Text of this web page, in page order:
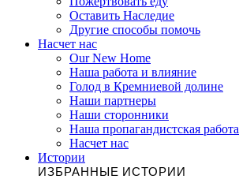
Оставить Наследие
Другие способы помочь
Насчет нас
Our New Home
Наша работа и влияние
Голод в Кремниевой долине
Наши партнеры
Наши сторонники
Наша пропагандистская работа
Насчет нас
Истории
ИЗБРАННЫЕ ИСТОРИИ